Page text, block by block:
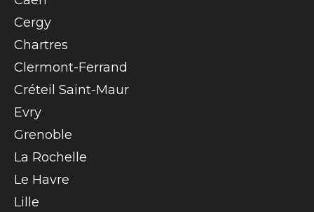
Cergy
Chartres
Clermont-Ferrand
Créteil Saint-Maur
Evry
Grenoble
La Rochelle
Le Havre
Lille